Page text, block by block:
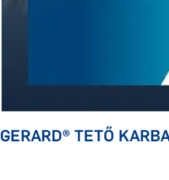
GERARD® TETŐ